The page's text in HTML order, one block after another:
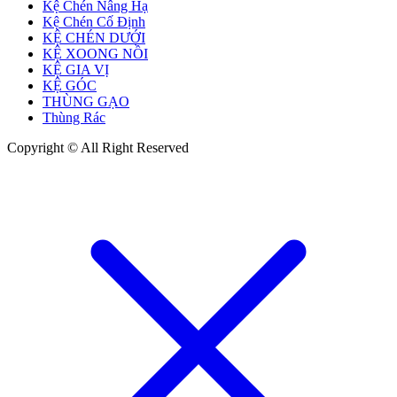
Kệ Chén Nâng Hạ
Kệ Chén Cố Định
KỆ CHÉN DƯỚI
KỆ XOONG NỒI
KỆ GIA VỊ
KỆ GÓC
THÙNG GẠO
Thùng Rác
Copyright © All Right Reserved